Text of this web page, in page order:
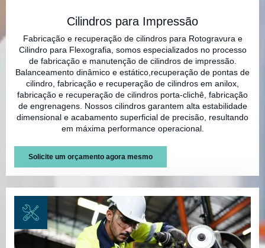
Cilindros para Impressão
Fabricação e recuperação de cilindros para Rotogravura e
Cilindro para Flexografia, somos especializados no processo
de fabricação e manutenção de cilindros de impressão.
Balanceamento dinâmico e estático,recuperação de pontas de
cilindro, fabricação e recuperação de cilindros em anilox,
fabricação e recuperação de cilindros porta-clichê, fabricação
de engrenagens. Nossos cilindros garantem alta estabilidade
dimensional e acabamento superficial de precisão, resultando
em máxima performance operacional.
Solicite um orçamento agora mesmo